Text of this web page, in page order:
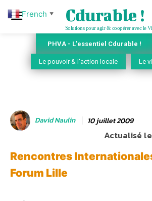
Cdurable !
Solutions pour agir & coopérer avec le
PHVA - L'essentiel Cdurable !
Le pouvoir & l'action locale Le
David Naulin 10 juillet 2009
Actualisé
Rencontres
Forum Lille
French ▼